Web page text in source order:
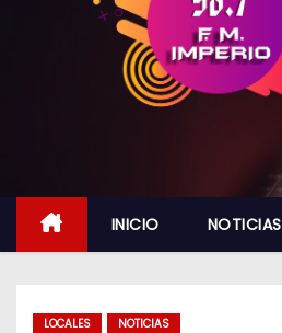
i
INICIO NOTICIAS
LOCALES NOTICIAS